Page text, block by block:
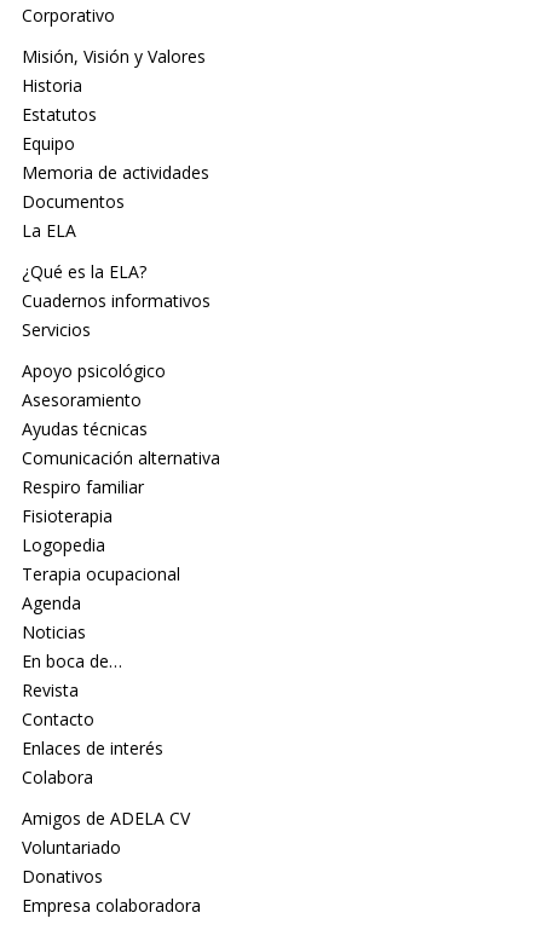
Corporativo
Misión, Visión y Valores
Historia
Estatutos
Equipo
Memoria de actividades
Documentos
La ELA
¿Qué es la ELA?
Cuadernos informativos
Servicios
Apoyo psicológico
Asesoramiento
Ayudas técnicas
Comunicación alternativa
Respiro familiar
Fisioterapia
Logopedia
Terapia ocupacional
Agenda
Noticias
En boca de…
Revista
Contacto
Enlaces de interés
Colabora
Amigos de ADELA CV
Voluntariado
Donativos
Empresa colaboradora